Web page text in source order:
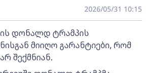
2026/05/31 10:15
დონალდ ტრამპის
მიიღო გარანტიები, რომ
შექმნიან.